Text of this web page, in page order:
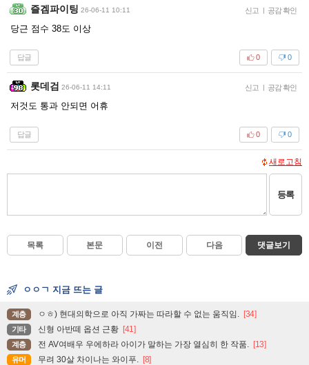
즐겜파이팅 26-06-11 10:11 신고 | 공감 확인
당근 점수 38도 이상
답글 0
0
롯데검 26-06-11 14:11 신고 | 공감 확인
저것도 통과 안되면 어휴
답글 0
0
새로고침
등록
목록 본문 이전 다음 댓글보기
ㅇㅇㄱ 지금 뜨는 글
계층 ㅇㅎ) 현대의학으로 아직 가짜는 따라할 수 없는 움직임. [34]
기타 신형 아반떼 옵션 근황 [41]
계층 전 AV여배우 우에하라 아이가 말하는 가장 열심히 한 작품. [13]
유머 무려 30살 차이나는 와이푸. [8]